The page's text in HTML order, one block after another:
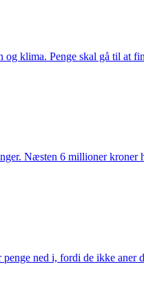
klima. Penge skal gå til at
Næsten 6 millioner
ned i, fordi de ikke